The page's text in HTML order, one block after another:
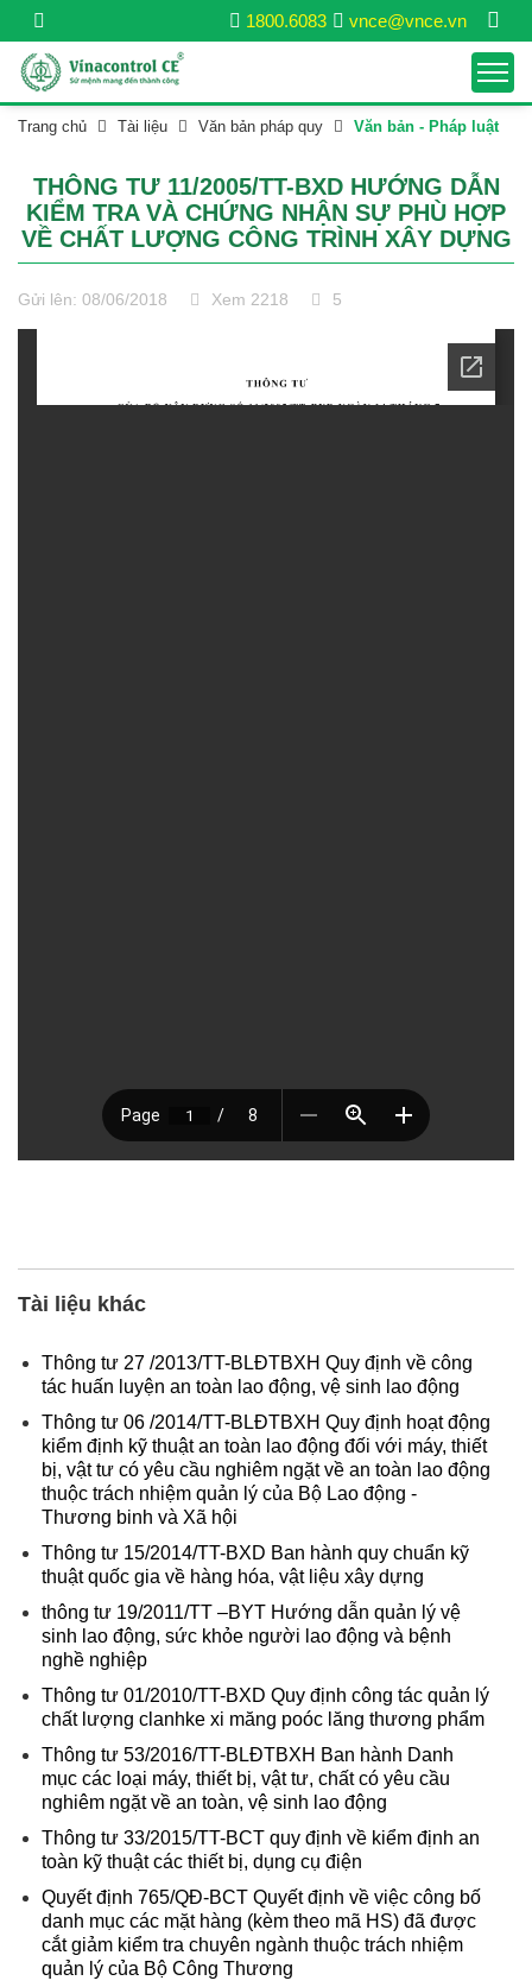
vnce@vnce.vn
1800.6083
Trang chủ Tài liệu Văn bản pháp quy Văn bản - Pháp luật
THÔNG TƯ 11/2005/TT-BXD HƯỚNG DẪN
KIỂM TRA VÀ CHỨNG NHẬN SỰ PHÙ HỢP
VỀ CHẤT LƯỢNG CÔNG TRÌNH XÂY DỰNG
Gửi lên: 08/06/2018 Xem 2218 5
Tài liệu khác
Thông tư 27 /2013/TT-BLĐTBXH Quy định về công
tác huấn luyện an toàn lao động, vệ sinh lao động
Thông tư 06 /2014/TT-BLĐTBXH Quy định hoạt động
kiểm định kỹ thuật an toàn lao động đối với máy, thiết
bị, vật tư có yêu cầu nghiêm ngặt về an toàn lao động
thuộc trách nhiệm quản lý của Bộ Lao động -
Thương binh và Xã hội
Thông tư 15/2014/TT-BXD Ban hành quy chuẩn kỹ
thuật quốc gia về hàng hóa, vật liệu xây dựng
thông tư 19/2011/TT –BYT Hướng dẫn quản lý vệ
sinh lao động, sức khỏe người lao động và bệnh
nghề nghiệp
Thông tư 01/2010/TT-BXD Quy định công tác quản lý
chất lượng clanhke xi măng poóc lăng thương phẩm
Thông tư 53/2016/TT-BLĐTBXH Ban hành Danh
mục các loại máy, thiết bị, vật tư, chất có yêu cầu
nghiêm ngặt về an toàn, vệ sinh lao động
Thông tư 33/2015/TT-BCT quy định về kiểm định an
toàn kỹ thuật các thiết bị, dụng cụ điện
Quyết định 765/QĐ-BCT Quyết định về việc công bố
danh mục các mặt hàng (kèm theo mã HS) đã được
cắt giảm kiểm tra chuyên ngành thuộc trách nhiệm
quản lý của Bộ Công Thương